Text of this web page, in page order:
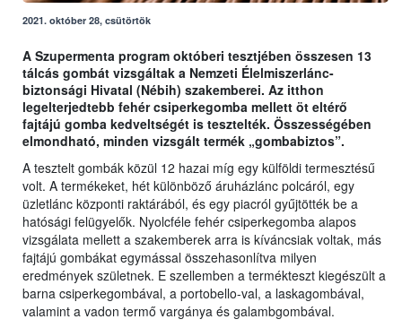
2021. október 28, csütörtök
A Szupermenta program októberi tesztjében összesen 13
tálcás gombát vizsgáltak a Nemzeti Élelmiszerlánc-
biztonsági Hivatal (Nébih) szakemberei. Az itthon
legelterjedtebb fehér csiperkegomba mellett öt eltérő
fajtájú gomba kedveltségét is tesztelték. Összességében
elmondható, minden vizsgált termék „gombabiztos”.
A tesztelt gombák közül 12 hazai míg egy külföldi termesztésű
volt. A termékeket, hét különböző áruházlánc polcáról, egy
üzletlánc központi raktárából, és egy piacról gyűjtötték be a
hatósági felügyelők. Nyolcféle fehér csiperkegomba alapos
vizsgálata mellett a szakemberek arra is kíváncsiak voltak, más
fajtájú gombákat egymással összehasonlítva milyen
eredmények születnek. E szellemben a termékteszt kiegészült a
barna csiperkegombával, a portobello-val, a laskagombával,
valamint a vadon termő vargánya és galambgombával.